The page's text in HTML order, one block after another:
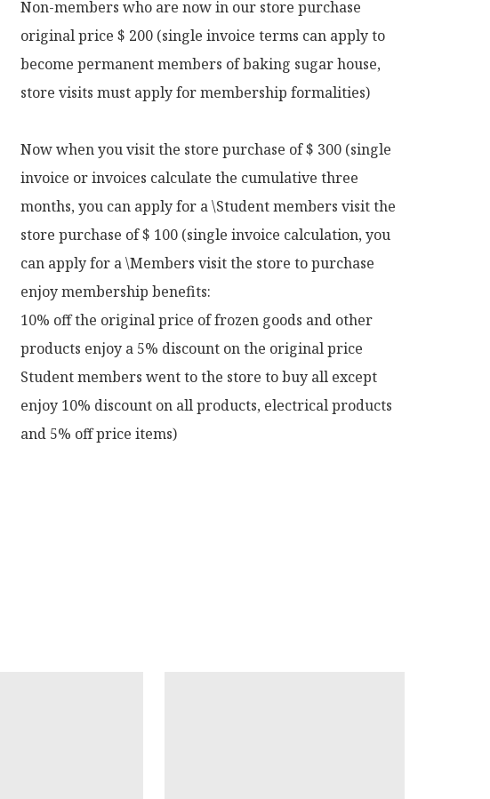
Non-members who are now in our store purchase
original price $ 200 (single invoice terms can apply to
become permanent members of baking sugar house,
store visits must apply for membership formalities)
Now when you visit the store purchase of $ 300 (single
invoice or invoices calculate the cumulative three
months, you can apply for a \Student members visit the
store purchase of $ 100 (single invoice calculation, you
can apply for a \Members visit the store to purchase
enjoy membership benefits:
10% off the original price of frozen goods and other
products enjoy a 5% discount on the original price
Student members went to the store to buy all except
enjoy 10% discount on all products, electrical products
and 5% off price items)